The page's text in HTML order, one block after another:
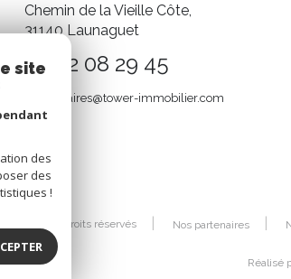
Chemin de la Vieille Côte,
31140 Launaguet
05 82 08 29 45
mandataires@tower-immobilier.com
2026 | Tous droits réservés Nos partenaires
Réalisé
site
des
des
!